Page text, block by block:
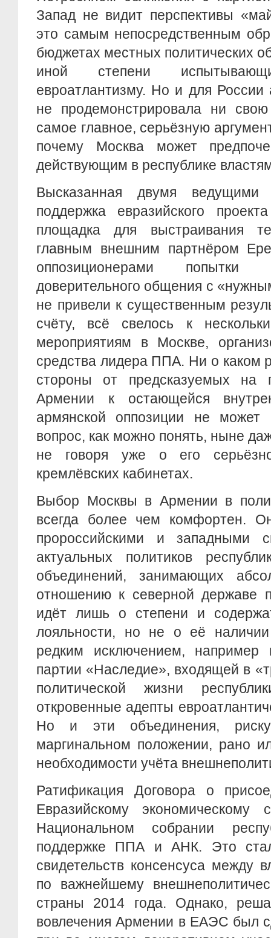
Запад не видит перспективы
это самым непосредственным
бюджетах местных политических
иной степени
евроатлантизму. Но и для России
не продемонстрировала ни
самое главное, серьёзную
почему Москва может
действующим в республике
Высказанная двумя ведущими
поддержка евразийского
площадка для выстраивания
главным внешним партнёром
оппозиционерами попытки
доверительного общения с
не привели к существенным
счёту, всё свелось к
мероприятиям в Москве,
средства лидера ППА. Ни о каком
стороны от предсказуемых на
Армении к остающейся
армянской оппозиции не
вопрос, как можно понять, ныне
не говоря уже о его
кремлёвских кабинетах.
Выбор Москвы в Армении в
всегда более чем комфортен.
пророссийскими и западными
актуальных политиков
объединений, занимающих
отношению к северной державе
идёт лишь о степени и
лояльности, но не о её
редким исключением, например
партии «Наследие», входящей в
политической жизни
откровенные адепты
Но и эти объединения,
маргинальном положении, рано
необходимости учёта
Ратификация Договора о
Евразийскому экономическому
Национальном собрании
поддержке ППА и АНК. Это
свидетельств консенсуса между
по важнейшему
страны 2014 года. Однако,
вовлечения Армении в ЕАЭС был